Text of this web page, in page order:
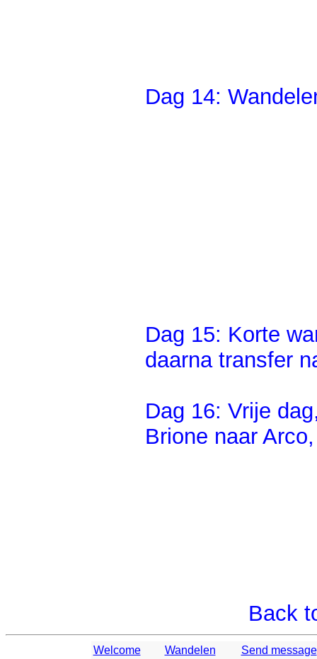
Dag 14:
Dag 15: Korte
daarna transfer
Dag 16: Vrije
Brione naar
Back
Welcome Wandelen Send message